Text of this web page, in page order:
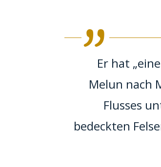
Er hat
Melun nach
Flusses
bedeckten